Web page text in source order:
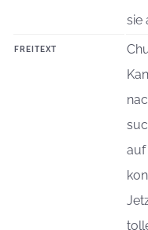
sie
FREITEXT
auf